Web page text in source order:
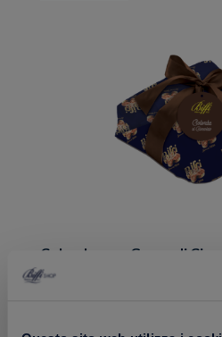
Colomba con Gocce di
Incarto